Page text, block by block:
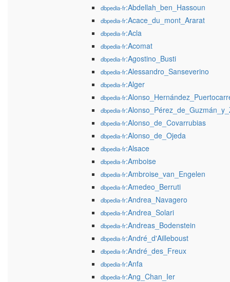
dbpedia-fr:Abdellah_ben_Hassoun
dbpedia-fr:Acace_du_mont_Ararat
dbpedia-fr:Acla
dbpedia-fr:Acomat
dbpedia-fr:Agostino_Busti
dbpedia-fr:Alessandro_Sanseverino
dbpedia-fr:Alger
dbpedia-fr
dbpedia-fr
dbpedia-fr:Alonso_de_Covarrubias
dbpedia-fr:Alonso_de_Ojeda
dbpedia-fr:Alsace
dbpedia-fr:Amboise
dbpedia-fr:Ambroise_van_Engelen
dbpedia-fr:Amedeo_Berruti
dbpedia-fr:Andrea_Navagero
dbpedia-fr:Andrea_Solari
dbpedia-fr:Andreas_Bodenstein
dbpedia-fr:André_d'Ailleboust
dbpedia-fr:André_des_Freux
dbpedia-fr:Anfa
dbpedia-fr:Ang_Chan_Ier